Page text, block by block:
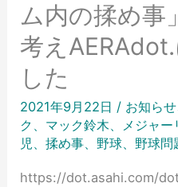
ム内の揉め事
考え
した
2021年9月22日 / お知らせ
ク 、 マック鈴木、 メジャー
児、揉め事、野球、野球問
https://dot.asahi.com/